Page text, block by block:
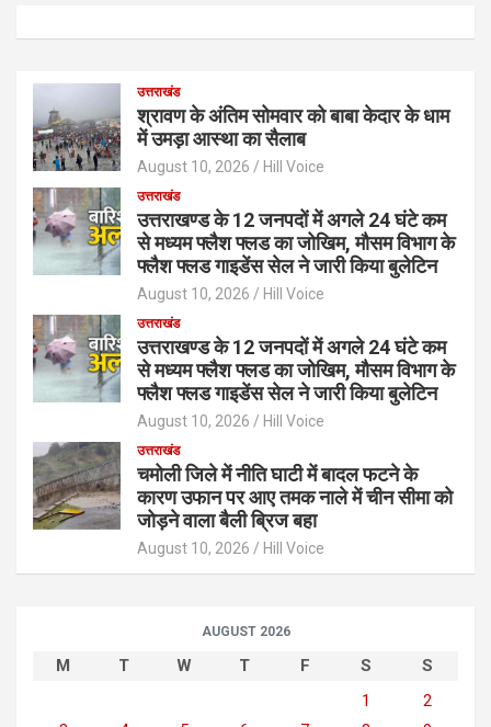
उत्तराखंड
श्रावण के अंतिम सोमवार को बाबा केदार के धाम
में उमड़ा आस्था का सैलाब
August 10, 2026 Hill Voice
उत्तराखंड
उत्तराखण्ड के 12 जनपदों में अगले 24 घंटे कम
से मध्यम फ्लैश फ्लड का जोखिम, मौसम विभाग के
फ्लैश फ्लड गाइडेंस सेल ने जारी किया बुलेटिन
August 10, 2026 Hill Voice
उत्तराखंड
उत्तराखण्ड के 12 जनपदों में अगले 24 घंटे कम
से मध्यम फ्लैश फ्लड का जोखिम, मौसम विभाग के
फ्लैश फ्लड गाइडेंस सेल ने जारी किया बुलेटिन
August 10, 2026 Hill Voice
उत्तराखंड
चमोली जिले में नीति घाटी में बादल फटने के
कारण उफान पर आए तमक नाले में चीन सीमा को
जोड़ने वाला बैली ब्रिज बहा
August 10, 2026 Hill Voice
AUGUST 2026
M T W T F S
S
1
2